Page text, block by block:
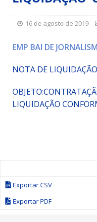
[ 15 de julho
DESTAQUE
16 de agosto de 2019
EMP BAI DE
NOTA DE
OBJETO:
LIQUIDAÇÃO
Exportar CSV
Exportar PDF